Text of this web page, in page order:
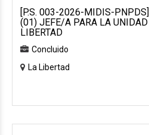
[P.S. 003-2026-MIDIS-
(01) JEFE/A PARA LA
LIBERTAD
Concluido
La Libertad